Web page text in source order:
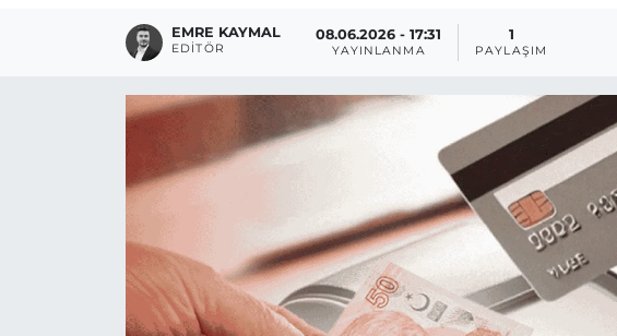
EMRE KAYMAL
EDITÖR
08.06.2026 - 17:31
YAYINLANMA
1
PAYLAŞIM